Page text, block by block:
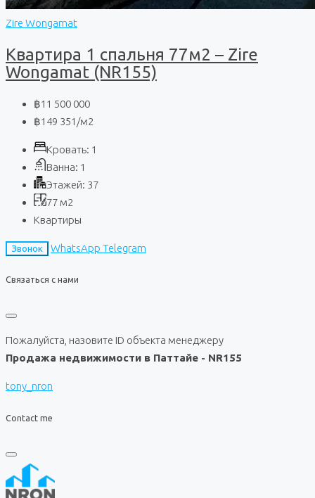
Zire Wongamat
Квартира 1 спальня 77м2 – Zire
Wongamat (NR155)
฿11 500 000
฿149 351 /м2
Кровать: 1
Ванна: 1
Этажей: 37
77 м2
Квартиры
Звонок WhatsApp Telegram
Связаться с нами
Пожалуйста, назовите ID объекта менеджеру
Продажа недвижимости в Паттайе - NR155
tony_nron
Contact me